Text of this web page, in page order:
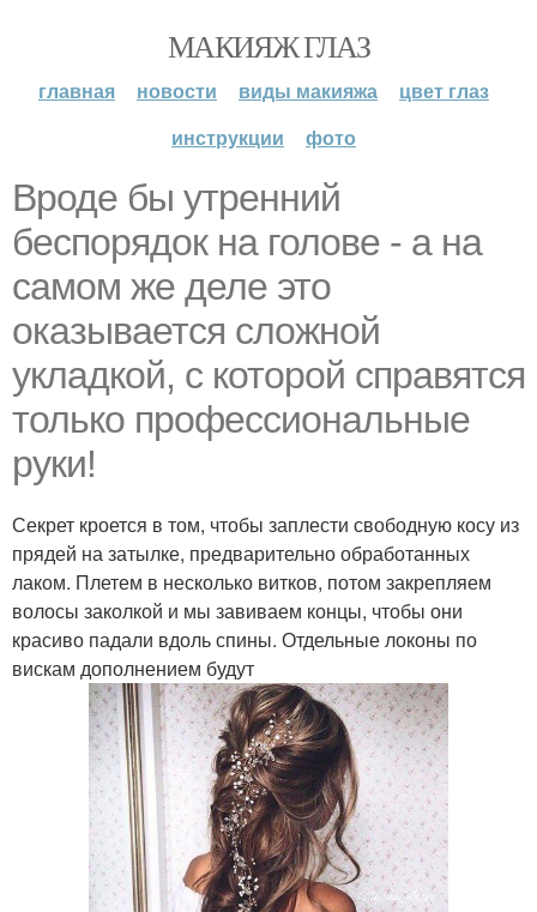
МАКИЯЖ ГЛАЗ
главная новости виды макияжа
цвет глаз
инструкции
фото
Вроде бы утренний
беспорядок на голове - а на
самом же деле это
оказывается сложной
укладкой, с которой справятся
только профессиональные
руки!
Секрет кроется в том, чтобы заплести свободную косу из
прядей на затылке, предварительно обработанных
лаком. Плетем в несколько витков, потом закрепляем
волосы заколкой и мы завиваем концы, чтобы они
красиво падали вдоль спины. Отдельные локоны по
вискам дополнением будут